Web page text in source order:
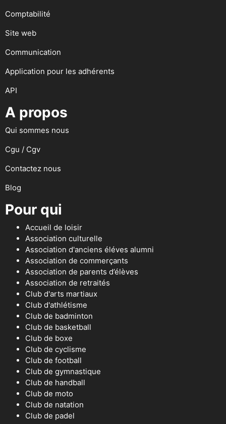
Comptabilité
Site web
Communication
Application pour les adhérents
API
A propos
Qui sommes nous
Cgu / Cgv
Contactez nous
Blog
Pour qui
Accueil de loisir
Association culturelle
Association d'anciens éléves alumni
Association de commerçants
Association de parents d’élèves
Association de retraités
Club d'arts martiaux
Club d'athlétisme
Club de badminton
Club de basketball
Club de boxe
Club de cyclisme
Club de football
Club de gymnastique
Club de handball
Club de moto
Club de natation
Club de padel